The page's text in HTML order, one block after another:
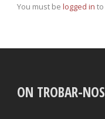
You must be logged in
ON TROBAR-NOS